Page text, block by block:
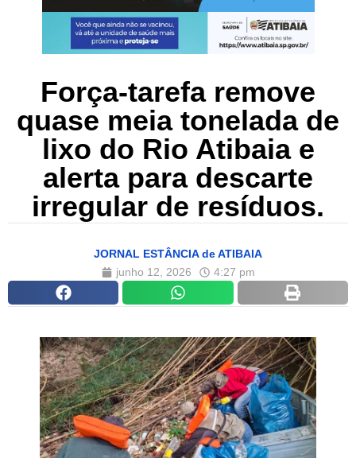
Força-tarefa remove
quase meia tonelada de
lixo do Rio Atibaia e
alerta para descarte
irregular de resíduos.
JORNAL ESTÂNCIA de ATIBAIA
junho 12, 2026
4:27 pm